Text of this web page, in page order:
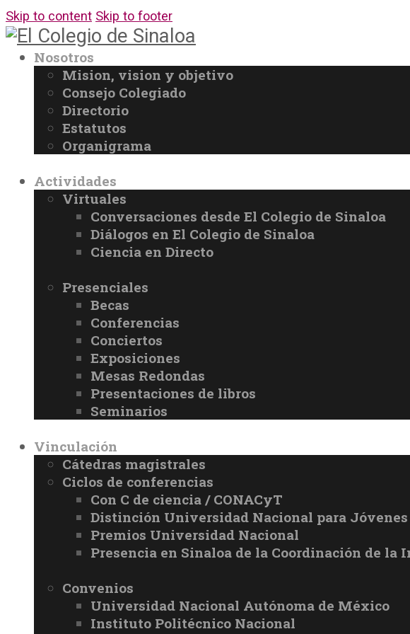
Skip to content Skip to footer
Nosotros
Mision, vision y objetivo
Consejo Colegiado
Directorio
Estatutos
Organigrama
Actividades
Virtuales
Conversaciones desde El Colegio de Sinaloa
Diálogos en El Colegio de Sinaloa
Ciencia en Directo
Presenciales
Becas
Conferencias
Conciertos
Exposiciones
Mesas Redondas
Presentaciones de libros
Seminarios
Vinculación
Cátedras magistrales
Ciclos de conferencias
Con C de ciencia / CONACyT
Distinción Universidad Nacional para Jóvenes
Premios Universidad Nacional
Presencia en Sinaloa de la Coordinación de
Convenios
Universidad Nacional Autónoma de México
Instituto Politécnico Nacional